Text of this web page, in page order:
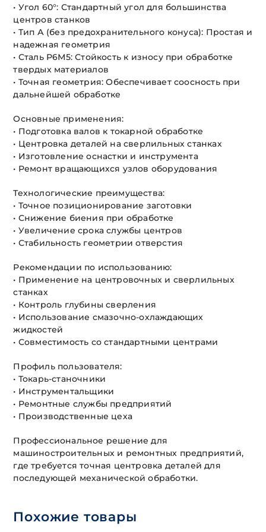
• Угол 60°: Стандартный угол для большинства
центров станков
• Тип А (без предохранительного конуса): Простая и
надежная геометрия
• Сталь Р6М5: Стойкость к износу при обработке
твердых материалов
• Точная геометрия: Обеспечивает соосность при
дальнейшей обработке
Основные применения:
• Подготовка валов к токарной обработке
• Центровка деталей на сверлильных станках
• Изготовление оснастки и инструмента
• Ремонт вращающихся узлов оборудования
Технологические преимущества:
• Точное позиционирование заготовки
• Снижение биения при обработке
• Увеличение срока службы центров
• Стабильность геометрии отверстия
Рекомендации по использованию:
• Применение на центровочных и сверлильных
станках
• Контроль глубины сверления
• Использование смазочно-охлаждающих
жидкостей
• Совместимость со стандартными центрами
Профиль пользователя:
• Токарь-станочники
• Инструментальщики
• Ремонтные службы предприятий
• Производственные цеха
Профессиональное решение для
машиностроительных и ремонтных предприятий,
где требуется точная центровка деталей для
последующей механической обработки.
Похожие товары